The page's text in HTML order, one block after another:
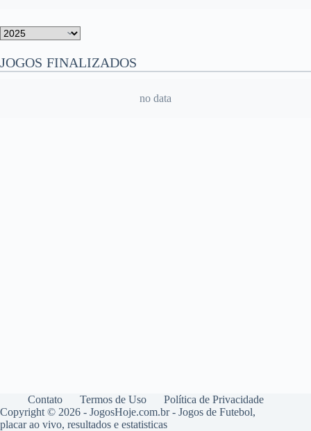
JOGOS FINALIZADOS
no data
Contato Termos de Uso
Política de Privacidade
Copyright © 2026 - JogosHoje.com.br - Jogos de Futebol,
placar ao vivo, resultados e estatisticas